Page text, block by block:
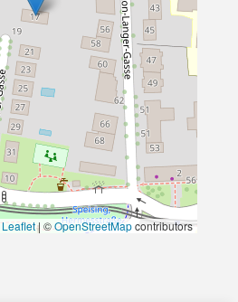
Leaflet| ©OpenStreetMapcontributors